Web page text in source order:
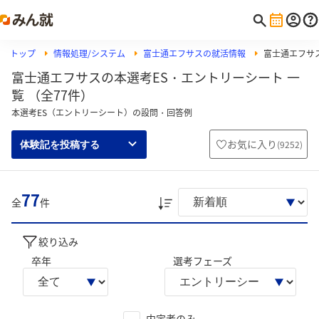
トップ 情報処理/システム 富士通エフサスの就活情報 富士通エフサ
富士通エフサスの本選考ES・エントリーシート 一
覧 （全77件）
本選考ES（エントリーシート）の設問・回答例
体験記を投稿する お気に入り (9252)
全77件
絞り込み
卒年
選考フェーズ